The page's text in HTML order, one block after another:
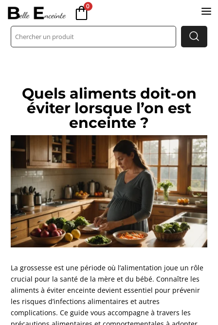
0 a
Quels aliments doit-on
éviter lorsque l’on est
enceinte ?
La grossesse est une période où l’alimentation joue un rôle
crucial pour la santé de la mère et du bébé. Connaître les
aliments à éviter enceinte devient essentiel pour prévenir
les risques d’infections alimentaires et autres
complications. Ce guide vous accompagne à travers les